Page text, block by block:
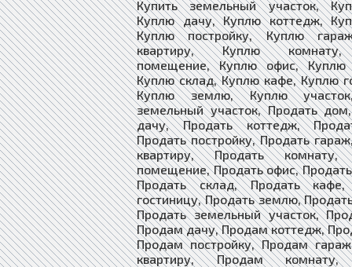
Купить земельный участок,
Куплю дачу, Куплю коттедж,
Куплю постройку, Куплю
квартиру, Куплю
помещение, Куплю офис, Куплю
Куплю склад, Куплю кафе, Куплю
Куплю землю, Куплю
земельный участок, Продать
дачу, Продать коттедж,
Продать постройку, Продать
квартиру, Продать комнату,
помещение, Продать офис,
Продать склад, Продать кафе,
гостиницу, Продать землю,
Продать земельный участок,
Продам дачу, Продам коттедж,
Продам постройку, Продам
квартиру, Продам комнату,